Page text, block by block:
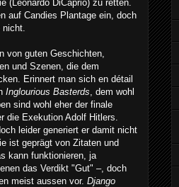
(Leonardo DiCaprio) zu retten.
auf Candies Plantage ein, doch
von guten Geschichten,
und Szenen, die dem
Erinnert man sich en détail
Inglourious Basterds , dem wohl
sind wohl eher der finale
Exekution Adolf Hitlers.
leider generiert er damit nicht
ist geprägt von Zitaten und
kann funktionieren, ja
das Verdikt "Gut" –, doch
meist aussen vor. Django